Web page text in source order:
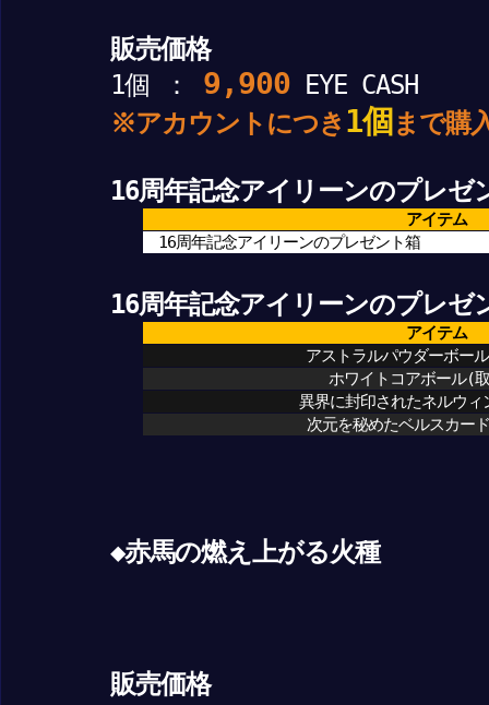
販売価格
1個 ： 9,900 EYE CASH
※アカウントにつき 1個 まで購
16周年記念アイリーンのプレゼ
アイテム
16周年記念アイリーンのプレゼント箱
16周年記念アイリーンのプレ
アイテム
アストラルパウダーボー
ホワイトコアボール(
異界に封印されたネルウィ
次元を秘めたベルスカー
◆赤馬の燃え上がる火種
販売価格